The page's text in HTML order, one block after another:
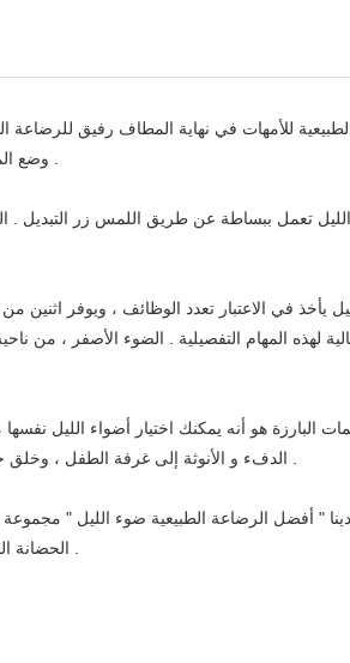
للأمهات في نهاية المطاف رفيق للرضاعة
وضع المكونات في الجهاز الذي يهدف إلى مساعدة الأم والطفل على الاسترخاء والهدوء في الصباح الباكر من اليوم .
الليل تعمل ببساطة عن طريق اللمس زر
يأخذ في الاعتبار تعدد الوظائف ، ويوفر
لهذه المهام التفصيلية . الضوء الأصفر ، من
البارزة هو أنه يمكنك اختيار أضواء الليل
الدفء و الأنوثة إلى غرفة الطفل ، وخلق جو جذاب ومريح . بارد الأزرق يوفر تأثير مهدئ ، ويساعد على خلق بيئة هادئة وسلمية التي تساعد على النوم .
" أفضل الرضاعة الطبيعية ضوء الليل "
الحضانة الخاصة بك الديكور . جرب ذلك بنفسك ، تجربة الاسترخاء والراحة التي تجلب لك في رحلة الرضاعة الطبيعية .